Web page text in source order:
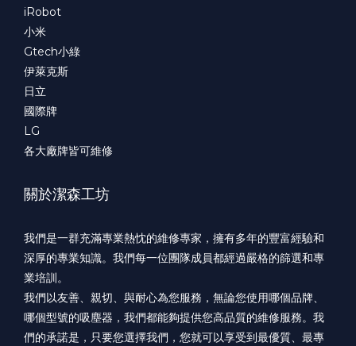
iRobot
小米
Gtech小綠
伊萊克斯
日立
國際牌
LG
各大廠牌皆可維修
關於潔森工坊
我們是一群充滿專業熱忱的維修專家，擁有多年的豐富經驗和
深厚的專業知識。我們每一位團隊成員都經過嚴格的篩選和專
業培訓。
我們以友善、親切、與耐心為您服務，無論您使用哪個品牌、
哪個型號的吸塵器，我們都能夠提供您高品質的維修服務。我
們的承諾是，只要您選擇我們，您就可以享受到最優質、最專